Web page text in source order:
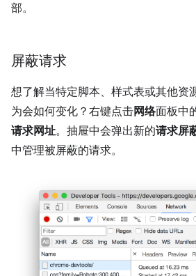
部。
屏蔽请求
想了解当特定脚本、样式表或其他资
为会如何变化？右键点击网络面板中
请求网址。抽屉中会弹出新的请求屏
中管理被屏蔽的请求。